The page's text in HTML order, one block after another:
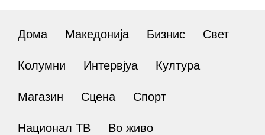
Дома Македонија Бизнис Свет
Колумни Интервјуа Култура
Магазин Сцена Спорт
Национал ТВ Во живо